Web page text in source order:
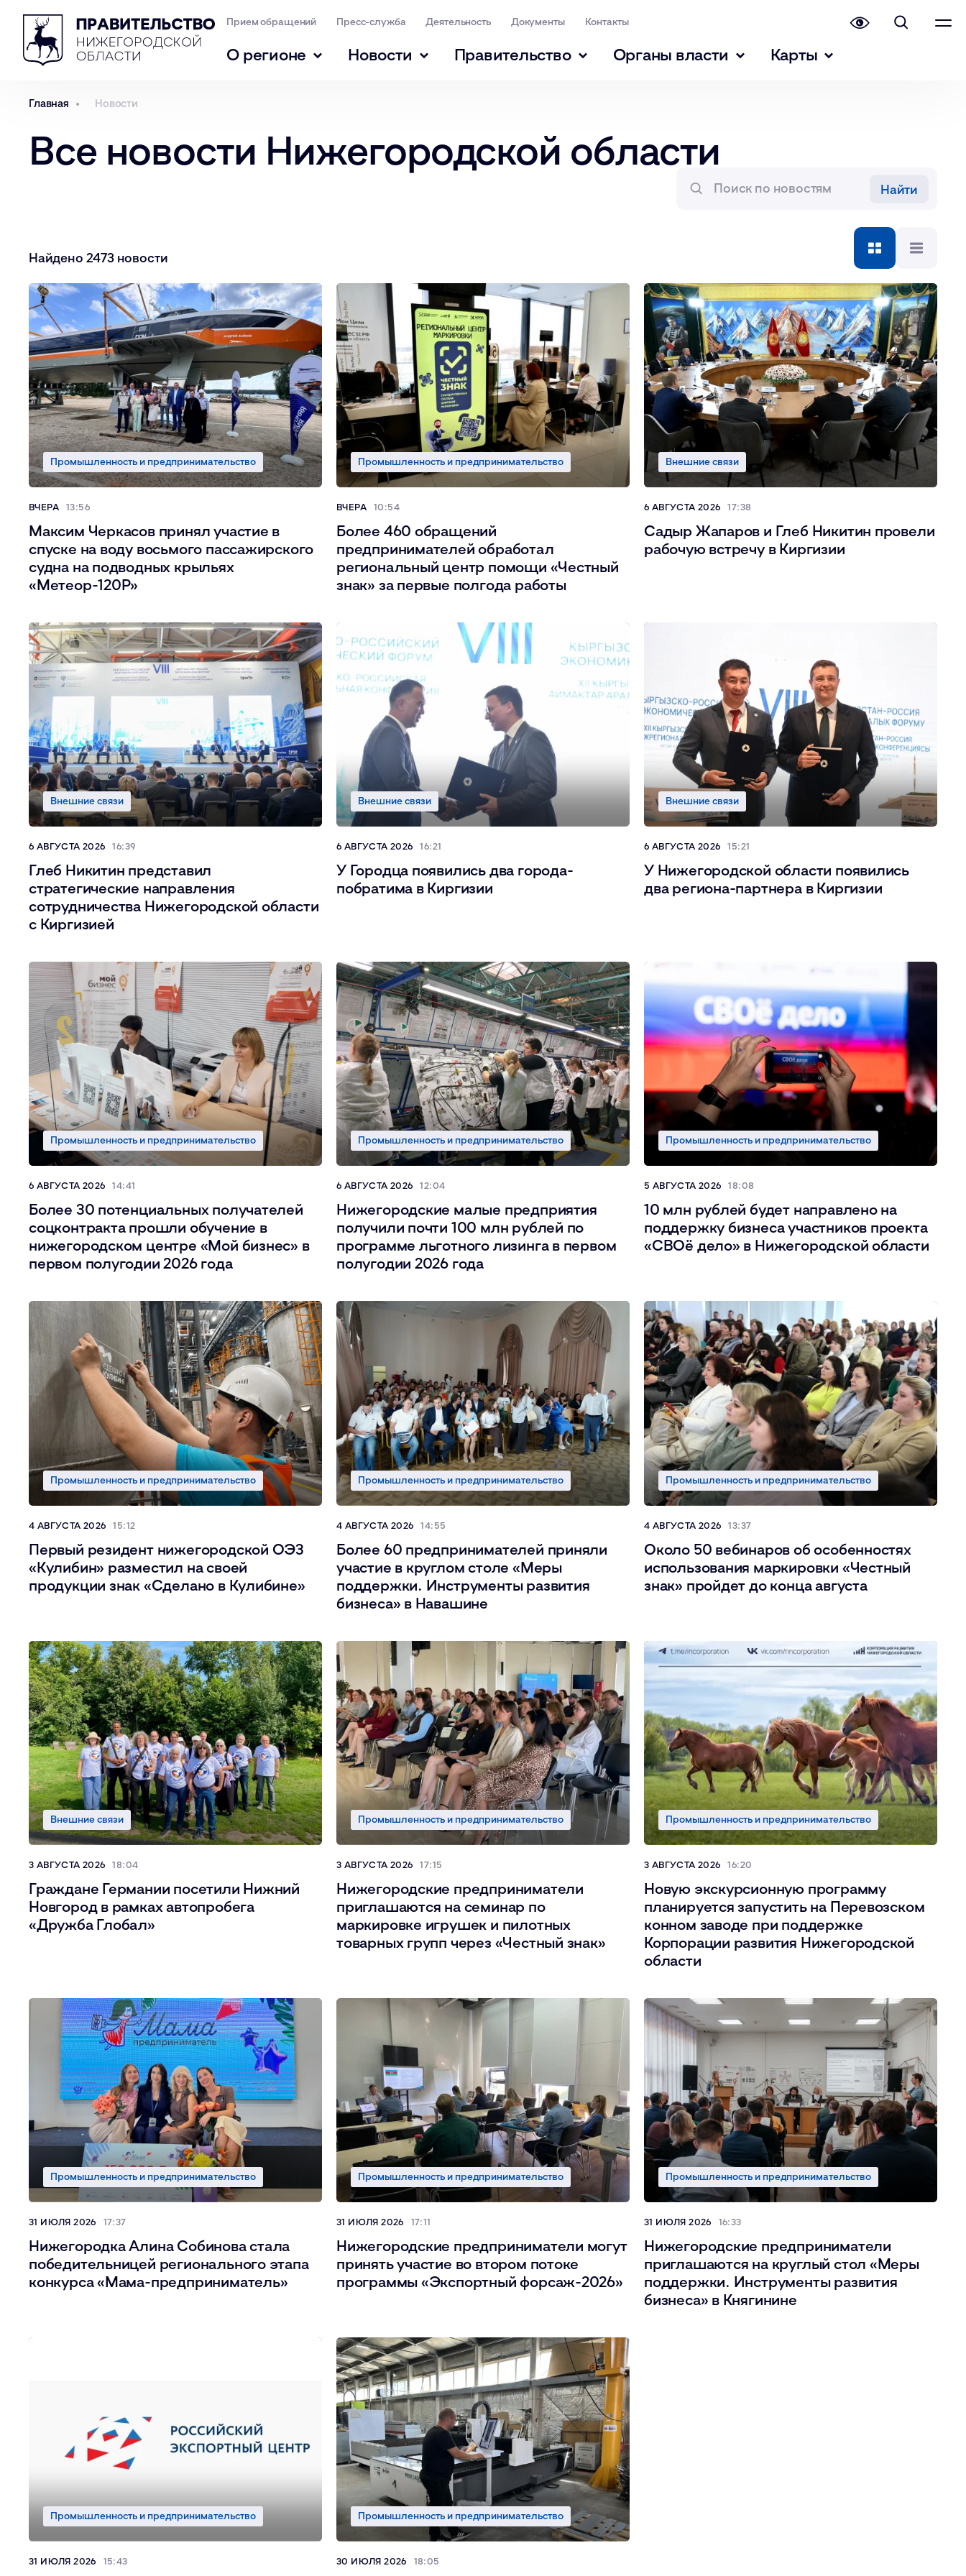
Прием обращений Пресс-служба Деятельность Документы Контакты
О регионе Новости Правительство Органы власти Карты
Главная Новости
Все новости Нижегородской области
Найти
Найдено 2473 новости
Максим Черкасов принял участие в
спуске на воду восьмого пассажирского
судна на подводных крыльях
«Метеор-120Р»
Промышленность и предпринимательство
ВЧЕРА 13:56
Более 460 обращений
предпринимателей обработал
региональный центр помощи «Честный
знак» за первые полгода работы
Промышленность и предпринимательство
ВЧЕРА 10:54
Садыр Жапаров и Глеб Никитин провели
рабочую встречу в Киргизии
Внешние связи
6 АВГУСТА 2026 17:38
Глеб Никитин представил
стратегические направления
сотрудничества Нижегородской области
с Киргизией
Внешние связи
6 АВГУСТА 2026 16:39
У Городца появились два города-
побратима в Киргизии
Внешние связи
6 АВГУСТА 2026 16:21
У Нижегородской области появились
два региона-партнера в Киргизии
Внешние связи
6 АВГУСТА 2026 15:21
Более 30 потенциальных получателей
соцконтракта прошли обучение в
нижегородском центре «Мой бизнес» в
первом полугодии 2026 года
Промышленность и предпринимательство
6 АВГУСТА 2026 14:41
Нижегородские малые предприятия
получили почти 100 млн рублей по
программе льготного лизинга в первом
полугодии 2026 года
Промышленность и предпринимательство
6 АВГУСТА 2026 12:04
10 млн рублей будет направлено на
поддержку бизнеса участников проекта
«СВОё дело» в Нижегородской области
Промышленность и предпринимательство
5 АВГУСТА 2026 18:08
Первый резидент нижегородской ОЭЗ
«Кулибин» разместил на своей
продукции знак «Сделано в Кулибине»
Промышленность и предпринимательство
4 АВГУСТА 2026 15:12
Более 60 предпринимателей приняли
участие в круглом столе «Меры
поддержки. Инструменты развития
бизнеса» в Навашине
Промышленность и предпринимательство
4 АВГУСТА 2026 14:55
Около 50 вебинаров об особенностях
использования маркировки «Честный
знак» пройдет до конца августа
Промышленность и предпринимательство
4 АВГУСТА 2026 13:37
Граждане Германии посетили Нижний
Новгород в рамках автопробега
«Дружба Глобал»
Внешние связи
3 АВГУСТА 2026 18:04
Нижегородские предприниматели
приглашаются на семинар по
маркировке игрушек и пилотных
товарных групп через «Честный знак»
Промышленность и предпринимательство
3 АВГУСТА 2026 17:15
Новую экскурсионную программу
планируется запустить на Перевозском
конном заводе при поддержке
Корпорации развития Нижегородской
области
Промышленность и предпринимательство
3 АВГУСТА 2026 16:20
Нижегородка Алина Собинова стала
победительницей регионального этапа
конкурса «Мама-предприниматель»
Промышленность и предпринимательство
31 ИЮЛЯ 2026 17:37
Нижегородские предприниматели могут
принять участие во втором потоке
программы «Экспортный форсаж-2026»
Промышленность и предпринимательство
31 ИЮЛЯ 2026 17:11
Нижегородские предприниматели
приглашаются на круглый стол «Меры
поддержки. Инструменты развития
бизнеса» в Княгинине
Промышленность и предпринимательство
31 ИЮЛЯ 2026 16:33
Промышленность и предпринимательство
31 ИЮЛЯ 2026 15:43
Промышленность и предпринимательство
30 ИЮЛЯ 2026 18:05